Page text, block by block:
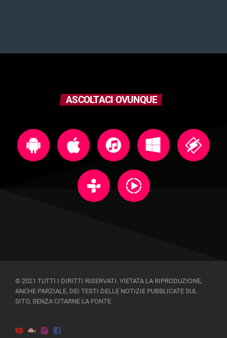
ASCOLTACI OVUNQUE
© 2021 TUTTI I DIRITTI RISERVATI. VIETATA LA RIPRODUZIONE,
ANCHE PARZIALE, DEI TESTI DELLE NOTIZIE PUBBLICATE SUL
SITO, SENZA CITARNE LA FONTE